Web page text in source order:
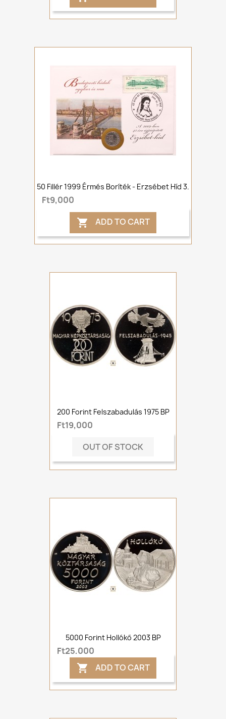
50 Fillér 1999 Érmés Boríték - Erzsébet Híd 3.
Ft9,000
 ADD TO CART
200 Forint Felszabadulás 1975 BP
Ft19,000
OUT OF STOCK
5000 Forint Hollókő 2003 BP
Ft25,000
 ADD TO CART